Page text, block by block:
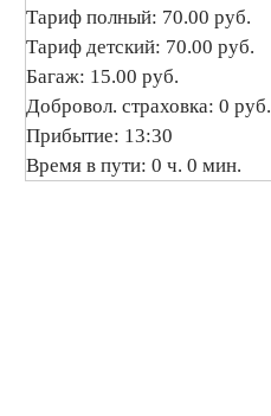
Тариф полный: 70.00 руб.
Тариф детский: 70.00 руб.
Багаж: 15.00 руб.
Добровол. страховка: 0 руб.
Прибытие: 13:30
Время в пути: 0 ч. 0 мин.